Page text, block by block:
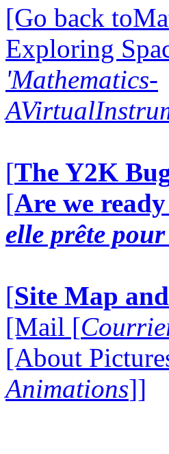
[Go back
Exploring
'Mathematics-
[The Y2K
[Are we
elle prête
[Site Map
[Mail [
[About
Animations]]